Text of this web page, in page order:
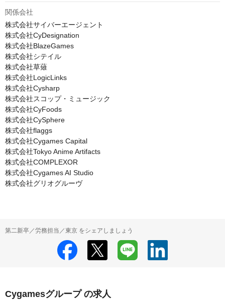
関係会社
株式会社サイバーエージェント
株式会社CyDesignation
株式会社BlazeGames
株式会社シテイル
株式会社草薙
株式会社LogicLinks
株式会社Cysharp
株式会社スコップ・ミュージック
株式会社CyFoods
株式会社CySphere
株式会社flaggs
株式会社Cygames Capital
株式会社Tokyo Anime Artifacts
株式会社COMPLEXOR
株式会社Cygames AI Studio
株式会社グリオグルーヴ
第二新卒／労務担当／東京 をシェアしましょう
Cygamesグループ の求人